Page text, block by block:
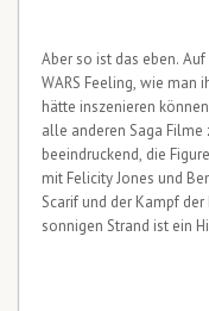
Aber so ist das eben.
WARS Feeling, wie man
hätte inszenieren
alle anderen Saga Filme
beeindruckend, die
mit Felicity Jones und
Scarif und der Kampf
sonnigen Strand ist ein